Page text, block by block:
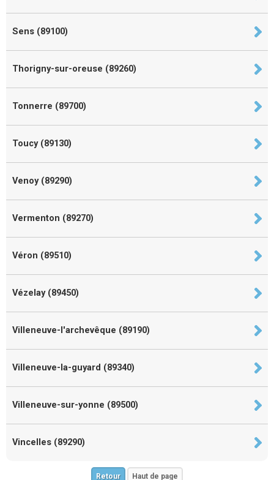
Sens (89100)
Thorigny-sur-oreuse (89260)
Tonnerre (89700)
Toucy (89130)
Venoy (89290)
Vermenton (89270)
Véron (89510)
Vézelay (89450)
Villeneuve-l'archevêque (89190)
Villeneuve-la-guyard (89340)
Villeneuve-sur-yonne (89500)
Vincelles (89290)
Retour Haut de page